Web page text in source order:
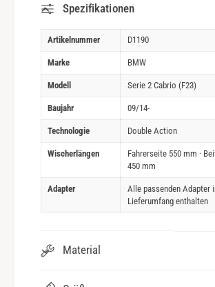
Spezifikationen
Artikelnummer D1190
Marke BMW
Modell Serie 2 Cabrio (F23)
Baujahr 09/14-
Technologie Double Action
Wischerlängen
Fahrerseite 550 mm ·
450 mm
Adapter
Alle passenden Adapter
Lieferumfang enthalten
Material